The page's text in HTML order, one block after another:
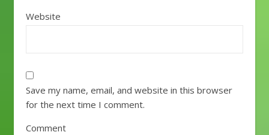
Website
Save my name, email, and website in this browser
for the next time I comment.
Comment